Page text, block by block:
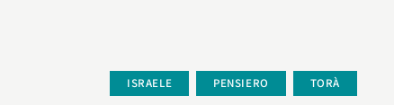
ISRAELE PENSIERO TORÀ